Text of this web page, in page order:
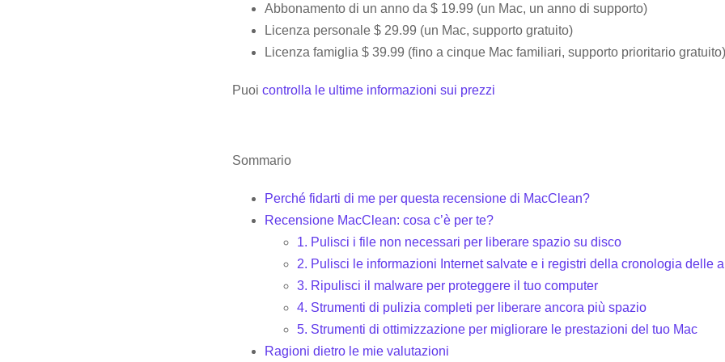
Abbonamento di un anno da $ 19.99 (un Mac, un anno di supporto)
Licenza personale $ 29.99 (un Mac, supporto gratuito)
Licenza famiglia $ 39.99 (fino a cinque Mac familiari, supporto prioritario gratuito)
Puoi controlla le ultime informazioni sui prezzi
Sommario
Perché fidarti di me per questa recensione di MacClean?
Recensione MacClean: cosa c’è per te?
1. Pulisci i file non necessari per liberare spazio su disco
2. Pulisci le informazioni Internet salvate e i registri della cronologia delle
3. Ripulisci il malware per proteggere il tuo computer
4. Strumenti di pulizia completi per liberare ancora più spazio
5. Strumenti di ottimizzazione per migliorare le prestazioni del tuo Mac
Ragioni dietro le mie valutazioni